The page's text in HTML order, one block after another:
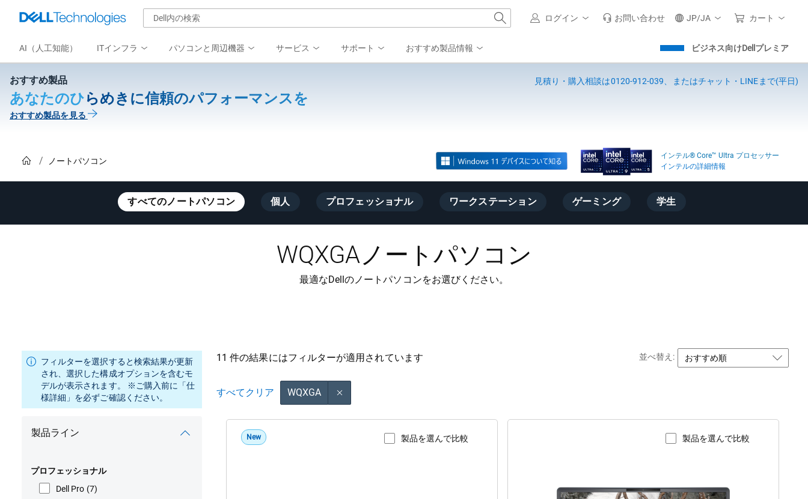
ログイン お問い合わせ JP/JA カート
AI（人工知能） ITインフラ パソコンと周辺機器 サービス サポート おすすめ製品情報 ビジネス向けDellプレミア
おすすめ製品
あなたのひらめきに信頼のパフォーマンスを
おすすめ製品を見る
見積り・購入相談は0120-912-039、またはチャット・LINEまで(平日)
Home ノートパソコン
インテル® Core™ Ultra プロセッサー
インテルの詳細情報
すべてのノートパソコン 個人 プロフェッショナル ワークステーション ゲーミング 学生
WQXGAノートパソコン
最適なDellのノートパソコンをお選びください。
フィルターを選択すると検索結果が更新
され、選択した構成オプションを含むモ
デルが表示されます。 ※ご購入前に「仕
様詳細」を必ずご確認ください。
製品ライン
プロフェッショナル
Dell Pro (7)
11 件の結果にはフィルターが適用されています 並べ替え:
すべてクリア WQXGA
New 製品を選んで比較 製品を選んで比較
製品ページを表示
Alienware